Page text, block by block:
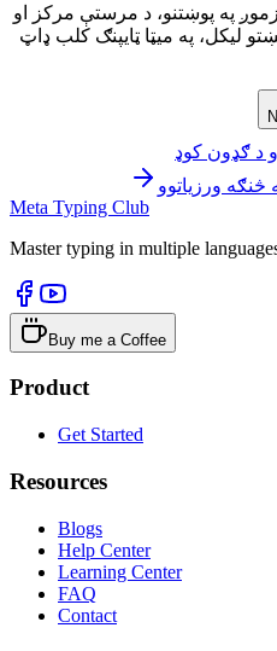
په پوښتنو، د مرستې مرکز او
لیکل، په میټا ټایپنګ کلب ډاټ
د ګډون کوډ
ورزیاتوو
Meta Typing Club
Master typing in multiple
Buy me a Coffee
Product
Get Started
Resources
Blogs
Help Center
Learning Center
FAQ
Contact